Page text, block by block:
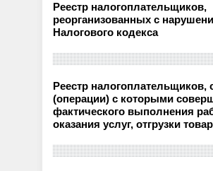
Реестр налогоплательщиков,
реорганизованных с
Налогового кодекса
Реестр налогоплательщиков,
(операции) с которыми
фактического выполнения
оказания услуг, отгрузки